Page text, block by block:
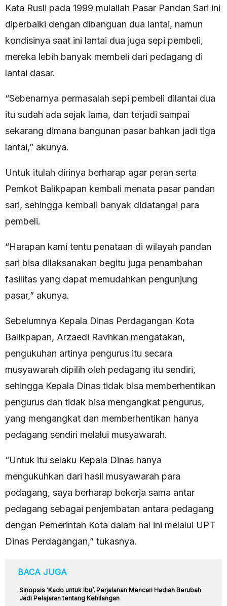
Kata Rusli pada 1999 mulailah Pasar Pandan Sari ini
diperbaiki dengan dibanguan dua lantai, namun
kondisinya saat ini lantai dua juga sepi pembeli,
mereka lebih banyak membeli dari pedagang di
lantai dasar.
“Sebenarnya permasalah sepi pembeli dilantai dua
itu sudah ada sejak lama, dan terjadi sampai
sekarang dimana bangunan pasar bahkan jadi tiga
lantai,” akunya.
Untuk itulah dirinya berharap agar peran serta
Pemkot Balikpapan kembali menata pasar pandan
sari, sehingga kembali banyak didatangai para
pembeli.
“Harapan kami tentu penataan di wilayah pandan
sari bisa dilaksanakan begitu juga penambahan
fasilitas yang dapat memudahkan pengunjung
pasar,” akunya.
Sebelumnya Kepala Dinas Perdagangan Kota
Balikpapan, Arzaedi Ravhkan mengatakan,
pengukuhan artinya pengurus itu secara
musyawarah dipilih oleh pedagang itu sendiri,
sehingga Kepala Dinas tidak bisa memberhentikan
pengurus dan tidak bisa mengangkat pengurus,
yang mengangkat dan memberhentikan hanya
pedagang sendiri melalui musyawarah.
“Untuk itu selaku Kepala Dinas hanya
mengukuhkan dari hasil musyawarah para
pedagang, saya berharap bekerja sama antar
pedagang sebagai penjembatan antara pedagang
dengan Pemerintah Kota dalam hal ini melalui UPT
Dinas Perdagangan,” tukasnya.
BACA JUGA
Sinopsis ‘Kado untuk Ibu’, Perjalanan Mencari Hadiah Berubah
Jadi Pelajaran tentang Kehilangan